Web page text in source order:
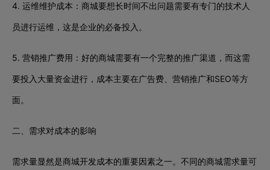
4. 运维维护成本：商城要想长时间不出问题需要有专门的技术人
员进行运维，这是企业的必备投入。
5. 营销推广费用：好的商城需要有一个完整的推广渠道，而这需
要投入大量资金进行，成本主要在广告费、营销推广和SEO等方
面。
二、需求对成本的影响
需求量显然是商城开发成本的重要因素之一。不同的商城需求量可